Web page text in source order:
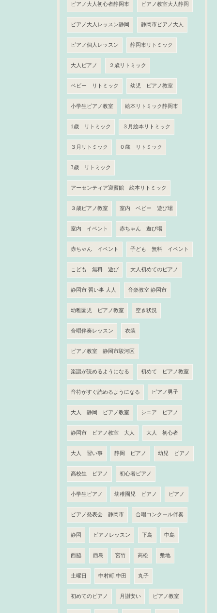
ピアノ大人初心者静岡市 ピアノ教室大人静岡
ピアノ大人レッスン静岡 静岡市ピアノ大人
ピアノ個人レッスン 静岡市リトミック
大人ピアノ ２歳リトミック
ベビー リトミック 幼児 ピアノ教室
小学生ピアノ教室 絵本リトミック静岡市
1歳 リトミック ３月絵本リトミック
３月リトミック ０歳 リトミック
3歳 リトミック
アーセンティア迎賓館 絵本リトミック
３歳ピアノ教室 室内 ベビー 遊び場
室内 イベント 赤ちゃん 遊び場
赤ちゃん イベント 子ども 無料 イベント
こども 無料 遊び 大人初めてのピアノ
静岡市 習い事 大人 音楽教室 静岡市
幼稚園児 ピアノ教室 空き状況
合唱伴奏レッスン 衣装
ピアノ教室 静岡市駿河区
楽譜が読めるようになる 初めて ピアノ教室
音符がすぐ読めるようになる ピアノ男子
大人 静岡 ピアノ教室 シニア ピアノ
静岡市 ピアノ教室 大人 大人 初心者
大人 習い事 静岡 ピアノ 幼児 ピアノ
高校生 ピアノ 初心者ピアノ
小学生ピアノ 幼稚園児 ピアノ ピアノ
ピアノ発表会 静岡市 合唱コンクール伴奏
静岡 ピアノレッスン 下島 中島
西脇 西島 宮竹 高松 敷地
土曜日 中村町.中田 丸子
初めてのピアノ 月謝安い ピアノ教室